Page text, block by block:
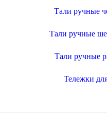
Тали ручные
Тали ручные
Тали ручные
Тележки